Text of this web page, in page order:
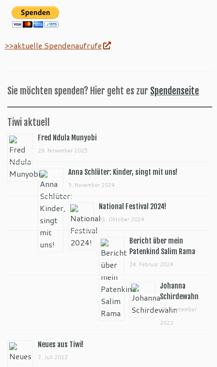
>>aktuelle Spendenaufrufe
Sie möchten spenden? Hier geht es zur Spendenseite
Tiwi aktuell
Fred Ndula Munyobi
28. November 2025
Anna Schlüter: Kinder, singt mit uns!
5. November 2024
National Festival 2024!
31. Oktober 2024
Bericht über mein
Patenkind Salim Rama
24. Februar 2024
Johanna
Schirdewahn
30. September
2022
Neues aus Tiwi!
7. Juli 2022